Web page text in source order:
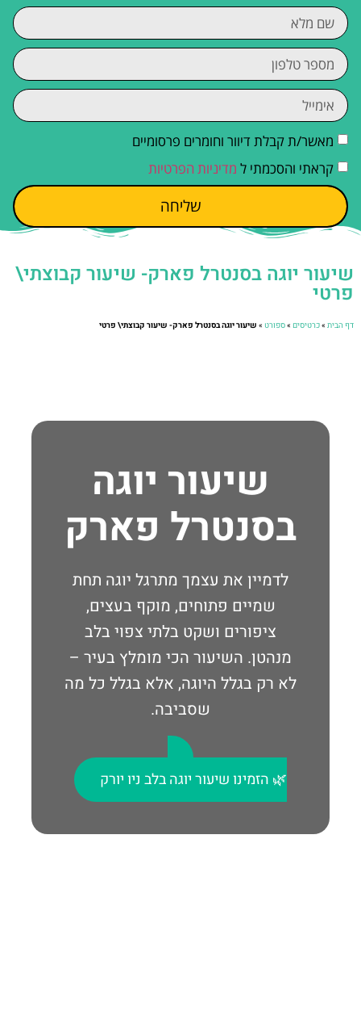
מאשר/ת קבלת דיוור וחומרים פרסומיים
קראתי והסכמתי ל מדיניות הפרטיות
שליחה
שיעור יוגה בסנטרל פארק- שיעור קבוצתי\
פרטי
דף הבית»כרטיסים»ספורט » שיעור יוגה בסנטרל פארק- שיעור קבוצתי\ פרטי
שיעור יוגה
בסנטרל פארק
לדמיין את עצמך מתרגל יוגה תחת
שמיים פתוחים, מוקף בעצים,
ציפורים ושקט בלתי צפוי בלב
מנהטן. השיעור הכי מומלץ בעיר –
לא רק בגלל היוגה, אלא בגלל כל מה
שסביבה.
🌿 הזמינו שיעור יוגה בלב ניו יורק